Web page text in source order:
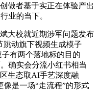
做者基于实正在体验产出
业的当下。
校就近期涉军问题发布
跳动旗下视频生成模子
子有两个落地标的目的
确实会分流小红书相当
生态取AI手艺深度融
像是一场“走流程”的形式